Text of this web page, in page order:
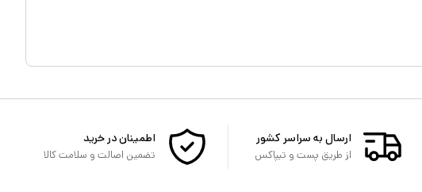
ارسال به سراسر کشور
از طریق پست و تیپاکس
اطمینان در خرید
تضمین اصالت و سلامت کالا